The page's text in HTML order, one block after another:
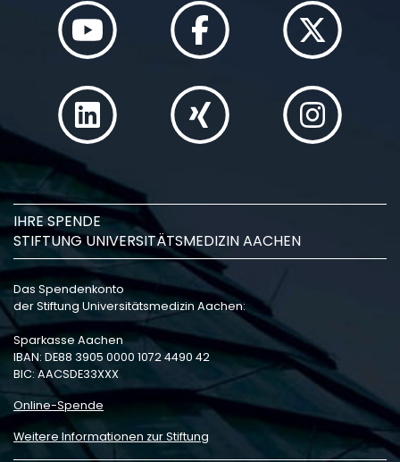
IHRE SPENDE
STIFTUNG UNIVERSITÄTSMEDIZIN AACHEN
Das Spendenkonto
der Stiftung Universitätsmedizin Aachen:
Sparkasse Aachen
IBAN: DE88 3905 0000 1072 4490 42
BIC: AACSDE33XXX
Online-Spende
Weitere Informationen zur Stiftung